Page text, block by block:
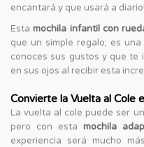
encantará y que usará a diario!
Estamochila infantil con
que un simple regalo; es
conoces sus gustos y que te
en sus ojos al recibir esta
Convierte la Vuelta al Cole
La vuelta al cole puede ser
pero con estamochila
experiencia será mucho